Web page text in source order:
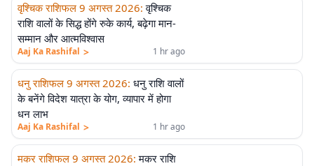
वृश्चिक राशिफल 9 अगस्त 2026: वृश्चिक
राशि वालों के सिद्ध होंगे रुके कार्य, बढ़ेगा मान-
सम्मान और आत्मविश्वास
Aaj Ka Rashifal > 1 hr ago
धनु राशिफल 9 अगस्त 2026: धनु राशि वालों
के बनेंगे विदेश यात्रा के योग, व्यापार में होगा
धन लाभ
Aaj Ka Rashifal > 1 hr ago
मकर राशिफल 9 अगस्त 2026: मकर राशि